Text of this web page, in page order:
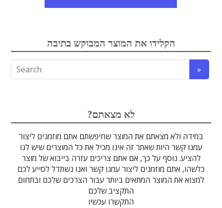
אופטיקה
אופטומכניקה ובקרת תנועה
סיבים אופטיים
מקורות אור
מוליכי אור
לדים
הדמיה ומצלמות
גלאים וחיישנים
מסננים אופטיים
לייזרים ומוצרי בטיחות לייזר
גבישים
ספקטרוסקופיה
אלקטרוניקה
מיגון קרינה
עדשות
מתקנים לרפואה
טרה-הרץ
מוצרי קוורץ
זכוכיות וציפויים
מוצרים אחרים
הקלידו את המוצר המבוקש בתיבה
?לא מצאתם
במידה ולא מצאתם את המוצר שחיפשתם אתם מוזמנים ליצור
עמנו קשר היות שאתר זה אינו מכיל את כל המוצרים שיש לנו
להציע. נוסף על כך, אם אתם צריכים עזרה בייבוא של מוצר
כלשהו, אתם מוזמנים ליצור עמנו קשר ואנו נשתדל לסייע לכם
למצוא את המוצר המתאים ביותר עבור הצרכים שלכם ובתחום
התקציב שלכם
התקשרו עכשיו